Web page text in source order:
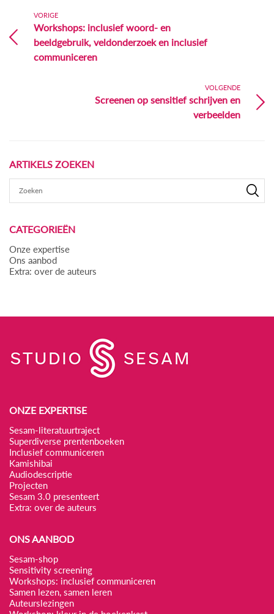
VORIGE
Workshops: inclusief woord- en
beeldgebruik, veldonderzoek en inclusief
communiceren
VOLGENDE
Screenen op sensitief schrijven en
verbeelden
ARTIKELS ZOEKEN
CATEGORIEËN
Onze expertise
Ons aanbod
Extra: over de auteurs
ONZE EXPERTISE
Sesam-literatuurtraject
Superdiverse prentenboeken
Inclusief communiceren
Kamishibai
Audiodescriptie
Projecten
Sesam 3.0 presenteert
Extra: over de auteurs
ONS AANBOD
Sesam-shop
Sensitivity screening
Workshops: inclusief communiceren
Samen lezen, samen leren
Auteurslezingen